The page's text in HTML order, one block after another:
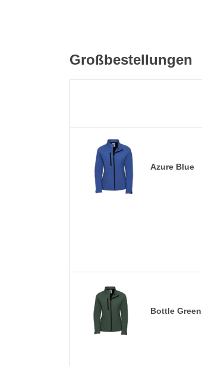
Großbestellungen
Azure Blue
Bottle Green